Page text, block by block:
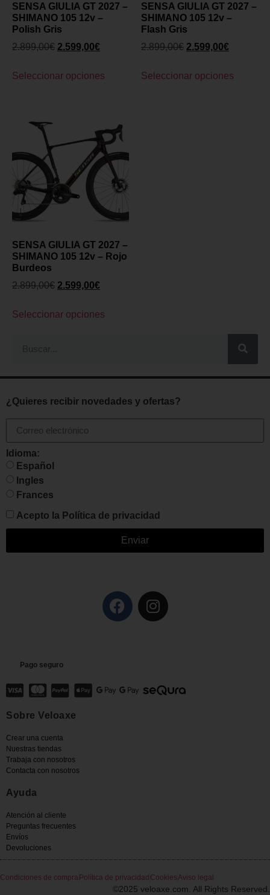
SENSA GIULIA GT 2027 –
SHIMANO 105 12v –
Polish Gris
2.899,00€ 2.599,00€
Seleccionar opciones
SENSA GIULIA GT 2027 –
SHIMANO 105 12v –
Flash Gris
2.899,00€ 2.599,00€
Seleccionar opciones
SENSA GIULIA GT 2027 –
SHIMANO 105 12v – Rojo
Burdeos
2.899,00€ 2.599,00€
Seleccionar opciones
¿Quieres recibir novedades y ofertas?
Idioma:
Español
Ingles
Frances
Acepto la Política de privacidad
Enviar
Pago seguro
Sobre Veloaxe
Crear una cuenta
Nuestras tiendas
Trabaja con nosotros
Contacta con nosotros
Ayuda
Atención al cliente
Preguntas frecuentes
Envíos
Devoluciones
Condiciones de compra Política de privacidad Cookies Aviso legal
©2025 veloaxe.com. All Rights Reserved.